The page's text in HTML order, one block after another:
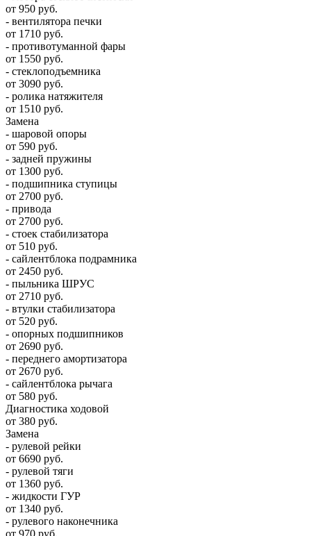
от 950 руб.
- вентилятора печки
от 1710 руб.
- противотуманной фары
от 1550 руб.
- стеклоподъемника
от 3090 руб.
- ролика натяжителя
от 1510 руб.
Замена
- шаровой опоры
от 590 руб.
- задней пружины
от 1300 руб.
- подшипника ступицы
от 2700 руб.
- привода
от 2700 руб.
- стоек стабилизатора
от 510 руб.
- сайлентблока подрамника
от 2450 руб.
- пыльника ШРУС
от 2710 руб.
- втулки стабилизатора
от 520 руб.
- опорных подшипников
от 2690 руб.
- переднего амортизатора
от 2670 руб.
- сайлентблока рычага
от 580 руб.
Диагностика ходовой
от 380 руб.
Замена
- рулевой рейки
от 6690 руб.
- рулевой тяги
от 1360 руб.
- жидкости ГУР
от 1340 руб.
- рулевого наконечника
от 970 руб.